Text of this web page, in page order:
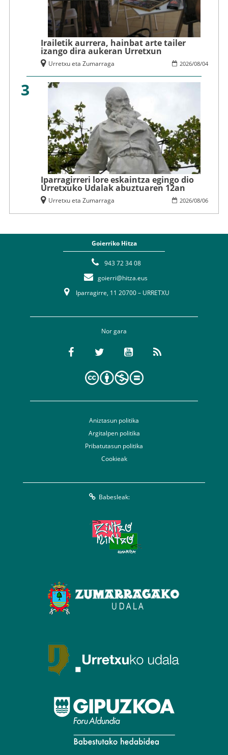
Irailetik aurrera, hainbat arte tailer
izango dira aukeran Urretxun
2026/08/04
Urretxu eta Zumarraga
3
Iparragirreri lore eskaintza egingo dio
Urretxuko Udalak abuztuaren 12an
2026/08/06
Urretxu eta Zumarraga
Goierriko Hitza
943 72 34 08
goierri@hitza.eus
Iparragirre, 11 20700 – URRETXU
Nor gara
Aniztasun politika
Argitalpen politika
Pribatutasun politika
Cookieak
Babesleak: